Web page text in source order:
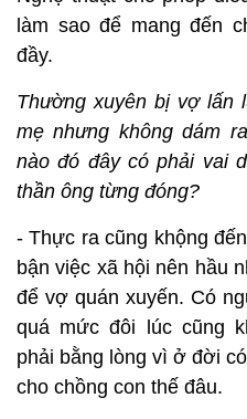
làm sao để mang đến
đầy.
Thường xuyên bị vợ lấn
mẹ nhưng không dám
nào đó đây có phải vai
thần ông từng đóng?
- Thực ra cũng khộng
bận việc xã hội nên hầu
để vợ quán xuyến. Có
quá mức đôi lúc cũng
phải bằng lòng vì ở đời
cho chồng con thế đâu.